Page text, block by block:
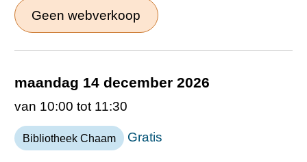
Geen webverkoop
maandag 14 december 2026
van 10:00 tot 11:30
Bibliotheek Chaam Gratis